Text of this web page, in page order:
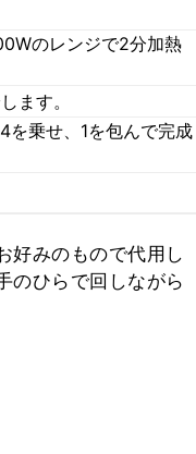
のレンジで2分加熱
ます。
を乗せ、1を包んで完成
好みのもので代用し
のひらで回しながら